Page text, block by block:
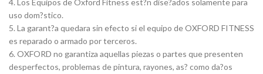
4. Los Equipos de Oxford Fitness est?n dise?ados solamente para
uso dom?stico.
5. La garant?a quedara sin efecto si el equipo de OXFORD FITNESS
es reparado o armado por terceros.
6. OXFORD no garantiza aquellas piezas o partes que presenten
desperfectos, problemas de pintura, rayones, as? como da?os